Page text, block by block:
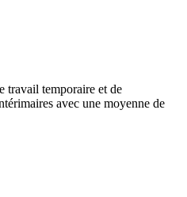
travail temporaire et de
avec une moyenne de